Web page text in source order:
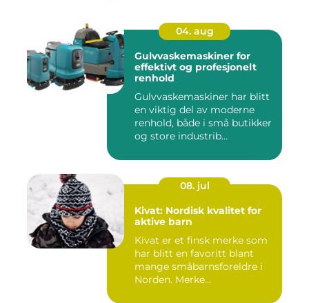
04. aug
Gulvvaskemaskiner for
effektivt og profesjonelt
renhold
Gulvvaskemaskiner har blitt
en viktig del av moderne
renhold, både i små butikker
og store industrib...
08. jul
Kivat: Nordisk kvalitet for
aktive barn
Kivat er et finsk merke som
har blitt en favoritt blant
mange småbarnsforeldre i
Norden. Merke...